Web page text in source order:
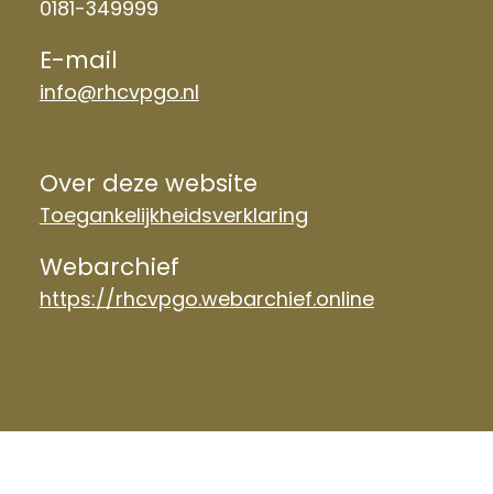
0181-349999
E-mail
info@rhcvpgo.nl
Over deze website
Toegankelijkheidsverklaring
Webarchief
https://rhcvpgo.webarchief.online